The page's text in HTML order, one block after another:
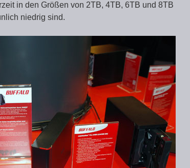
in den Größen von 2TB, 4TB, 6TB und 8TB
niedrig sind.